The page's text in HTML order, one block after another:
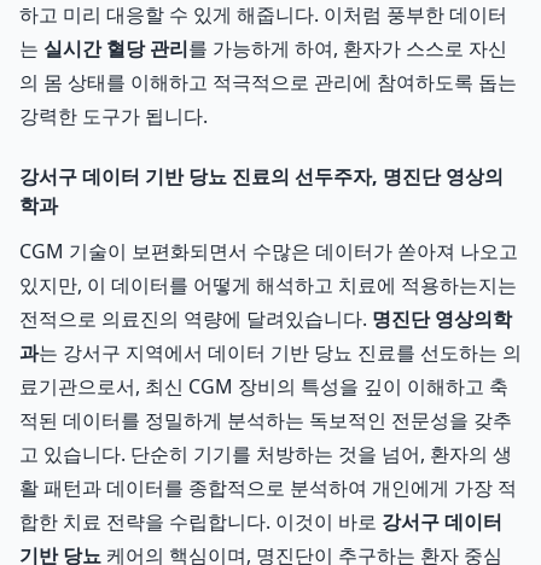
하고 미리 대응할 수 있게 해줍니다. 이처럼 풍부한 데이터
는 실시간 혈당 관리를 가능하게 하여, 환자가 스스로 자신
의 몸 상태를 이해하고 적극적으로 관리에 참여하도록 돕는
강력한 도구가 됩니다.
강서구 데이터 기반 당뇨 진료의 선두주자, 명진단 영상의
학과
CGM 기술이 보편화되면서 수많은 데이터가 쏟아져 나오고
있지만, 이 데이터를 어떻게 해석하고 치료에 적용하는지는
전적으로 의료진의 역량에 달려있습니다. 명진단 영상의학
과는 강서구 지역에서 데이터 기반 당뇨 진료를 선도하는 의
료기관으로서, 최신 CGM 장비의 특성을 깊이 이해하고 축
적된 데이터를 정밀하게 분석하는 독보적인 전문성을 갖추
고 있습니다. 단순히 기기를 처방하는 것을 넘어, 환자의 생
활 패턴과 데이터를 종합적으로 분석하여 개인에게 가장 적
합한 치료 전략을 수립합니다. 이것이 바로 강서구 데이터
기반 당뇨 케어의 핵심이며, 명진단이 추구하는 환자 중심